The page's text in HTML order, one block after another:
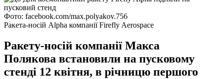
Фото: facebook.com/max.polyakov.756
Ракета-носій Alpha компанії Firefly Aerospace
Ракету-носій компанії Макса
Полякова встановили на пусковому
стенді 12 квітня, в річницю першого